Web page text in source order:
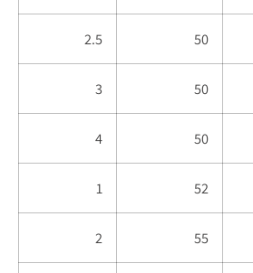
50
2.5
50
3
50
4
52
1
55
2